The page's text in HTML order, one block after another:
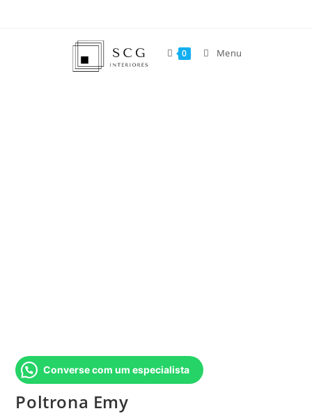
0 Menu
Converse com um especialista
Poltrona Emy